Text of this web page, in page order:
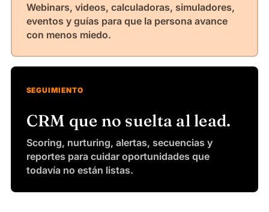
Webinars, videos, calculadoras, simuladores,
eventos y guías para que la persona avance
con menos miedo.
SEGUIMIENTO
CRM que no suelta al lead.
Scoring, nurturing, alertas, secuencias y
reportes para cuidar oportunidades que
todavía no están listas.